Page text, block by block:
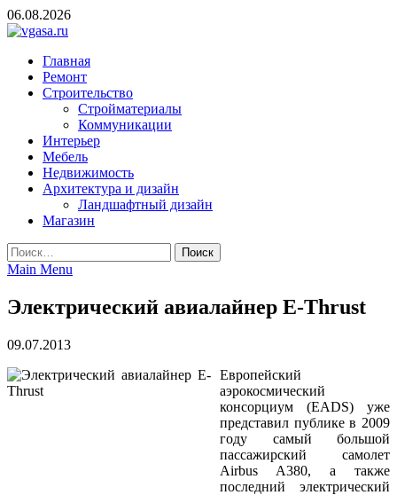
Skip
to
06.08.2026
vgasa.ru
Строительный журнал. Всё о строительстве и ремонтах
Главная
Ремонт
Строительство
Стройматериалы
Коммуникации
Интерьер
Мебель
Недвижимость
Архитектура и дизайн
Ландшафтный дизайн
Магазин
Найти:
Main Menu
Электрический авиалайнер E-Thrust
09.07.2013
Европейский
аэрокосмический
консорциум (EADS) уже
представил публике в 2009
году самый большой
пассажирский самолет
Airbus A380, а также
последний электрический